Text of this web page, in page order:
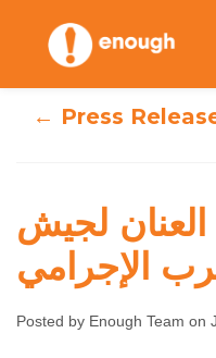
content
العنان
← Press
لجيش
الإجرامي
Posted by Enough Team on